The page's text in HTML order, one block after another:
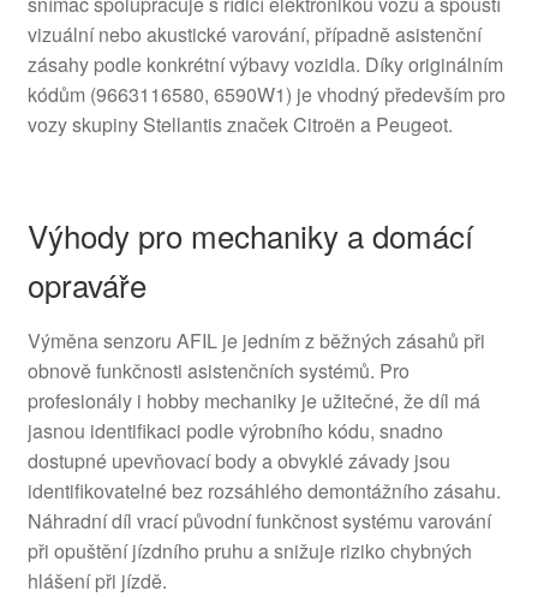
vizuální nebo akustické varování, případně asistenční
zásahy podle konkrétní výbavy vozidla. Díky originálním
kódům (9663116580, 6590W1) je vhodný především pro
vozy skupiny Stellantis značek Citroën a Peugeot.
Výhody pro mechaniky a domácí
opraváře
Výměna senzoru AFIL je jedním z běžných zásahů při
obnově funkčnosti asistenčních systémů. Pro
profesionály i hobby mechaniky je užitečné, že díl má
jasnou identifikaci podle výrobního kódu, snadno
dostupné upevňovací body a obvyklé závady jsou
identifikovatelné bez rozsáhlého demontážního zásahu.
Náhradní díl vrací původní funkčnost systému varování
při opuštění jízdního pruhu a snižuje riziko chybných
hlášení při jízdě.